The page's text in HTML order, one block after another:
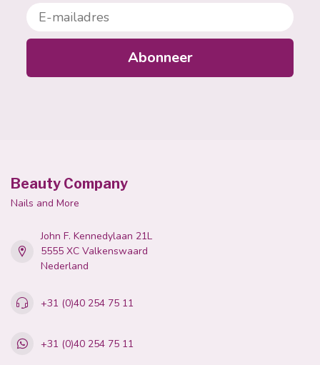
E-mailadres
Abonneer
Beauty Company
Nails and More
John F. Kennedylaan 21L
5555 XC Valkenswaard
Nederland
+31 (0)40 254 75 11
+31 (0)40 254 75 11